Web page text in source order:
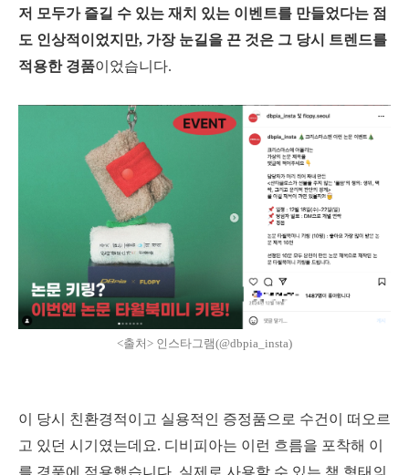
저 모두가 즐길 수 있는 재치 있는 이벤트를 만들었다는 점
도 인상적이었지만, 가장 눈길을 끈 것은 그 당시 트렌드를
적용한 경품이었습니다.
<출처> 인스타그램(@dbpia_insta)
이 당시 친환경적이고 실용적인 증정품으로 수건이 떠오르
고 있던 시기였는데요. 디비피아는 이런 흐름을 포착해 이
를 경품에 적용했습니다. 실제로 사용할 수 있는 책 형태의